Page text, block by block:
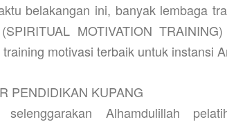
belakangan ini, banyak lembaga
MOTIVATION
motivasi terbaik untuk instansi
PENDIDIKAN KUPANG
Alhamdulillah